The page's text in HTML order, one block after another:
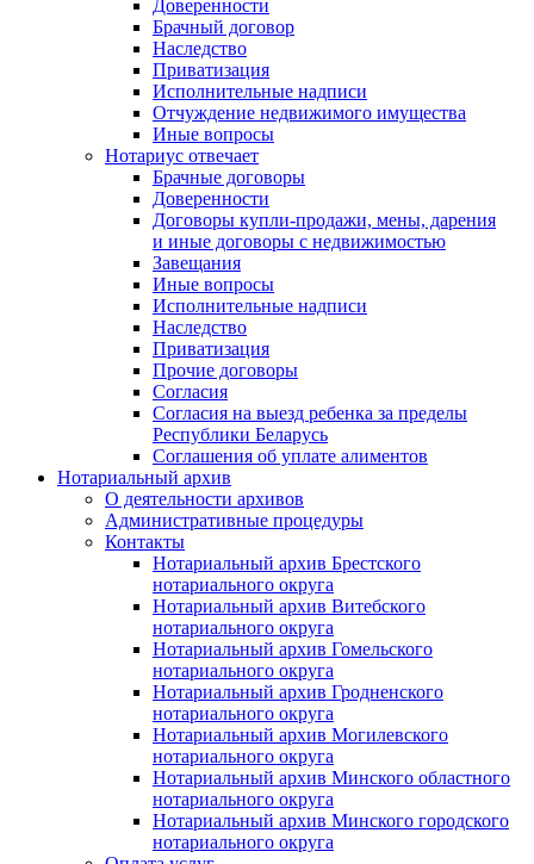
Доверенности
Брачный договор
Наследство
Приватизация
Исполнительные надписи
Отчуждение недвижимого имущества
Иные вопросы
Нотариус отвечает
Брачные договоры
Доверенности
Договоры купли-продажи, мены, дарения
и иные договоры с недвижимостью
Завещания
Иные вопросы
Исполнительные надписи
Наследство
Приватизация
Прочие договоры
Согласия
Согласия на выезд ребенка за пределы
Республики Беларусь
Соглашения об уплате алиментов
Нотариальный архив
О деятельности архивов
Административные процедуры
Контакты
Нотариальный архив Брестского
нотариального округа
Нотариальный архив Витебского
нотариального округа
Нотариальный архив Гомельского
нотариального округа
Нотариальный архив Гродненского
нотариального округа
Нотариальный архив Могилевского
нотариального округа
Нотариальный архив Минского областного
нотариального округа
Нотариальный архив Минского городского
нотариального округа